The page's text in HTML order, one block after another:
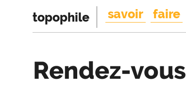
topophile savoir faire
Rendez-vous